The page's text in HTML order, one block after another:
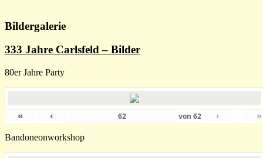
Bildergalerie
333 Jahre Carlsfeld – Bilder
80er Jahre Party
« ‹ von62 › »
Bandoneonworkshop